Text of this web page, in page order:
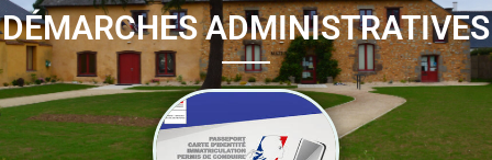
DÉMARCHES ADMINISTRATIVES